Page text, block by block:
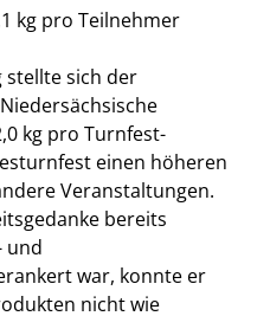
kg pro Teilnehmer
stellte sich der
kg pro Turnfest-
einen höheren
Veranstaltungen.
bereits
und
war, konnte er
nicht wie